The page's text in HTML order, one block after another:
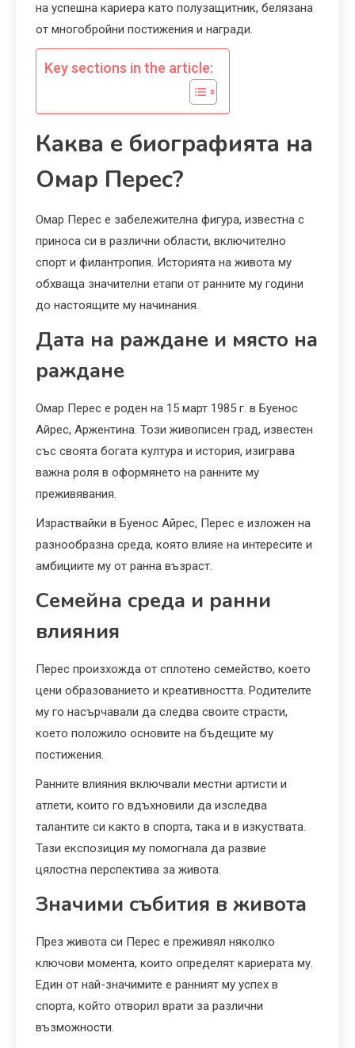
на успешна кариера като полузащитник, белязана
от многобройни постижения и награди.
Key sections in the article:
Каква е биографията на
Омар Перес?
Омар Перес е забележителна фигура, известна с
приноса си в различни области, включително
спорт и филантропия. Историята на живота му
обхваща значителни етапи от ранните му години
до настоящите му начинания.
Дата на раждане и място на
раждане
Омар Перес е роден на 15 март 1985 г. в Буенос
Айрес, Аржентина. Този живописен град, известен
със своята богата култура и история, изиграва
важна роля в оформянето на ранните му
преживявания.
Израствайки в Буенос Айрес, Перес е изложен на
разнообразна среда, която влияе на интересите и
амбициите му от ранна възраст.
Семейна среда и ранни
влияния
Перес произхожда от сплотено семейство, което
цени образованието и креативността. Родителите
му го насърчавали да следва своите страсти,
което положило основите на бъдещите му
постижения.
Ранните влияния включвали местни артисти и
атлети, които го вдъхновили да изследва
талантите си както в спорта, така и в изкуствата.
Тази експозиция му помогнала да развие
цялостна перспектива за живота.
Значими събития в живота
През живота си Перес е преживял няколко
ключови момента, които определят кариерата му.
Един от най-значимите е ранният му успех в
спорта, който отворил врати за различни
възможности.